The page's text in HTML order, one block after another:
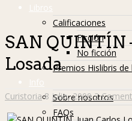
Libros
Calificaciones
Ficción
No ficción
Premios Hislibris
Info
Sobre nosotros
FAQs
SAN QUINTÍN
Losada
Curistoria 8 julio, 2009 3